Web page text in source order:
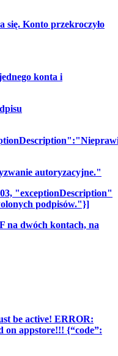
się. Konto przekroczyło
konta i
autoryzacyjne."
"exceptionDescription"
podpisów."}]
na dwóch kontach, na
be active! ERROR:
on appstore!!! {“code”: